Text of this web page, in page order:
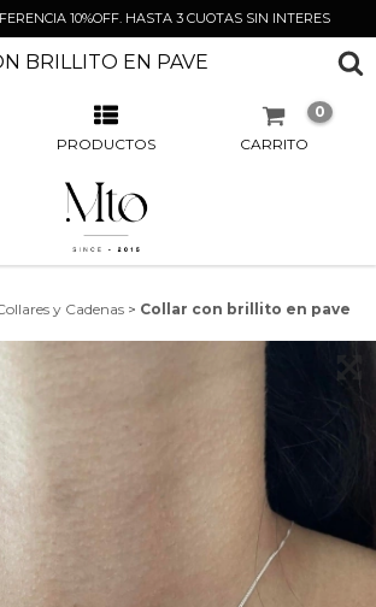
10%OFF. HASTA 3 CUOTAS SIN INTERES
BRILLITO EN PAVE
PRODUCTOS CARRITO
0
y Cadenas > Collar con brillito en pave